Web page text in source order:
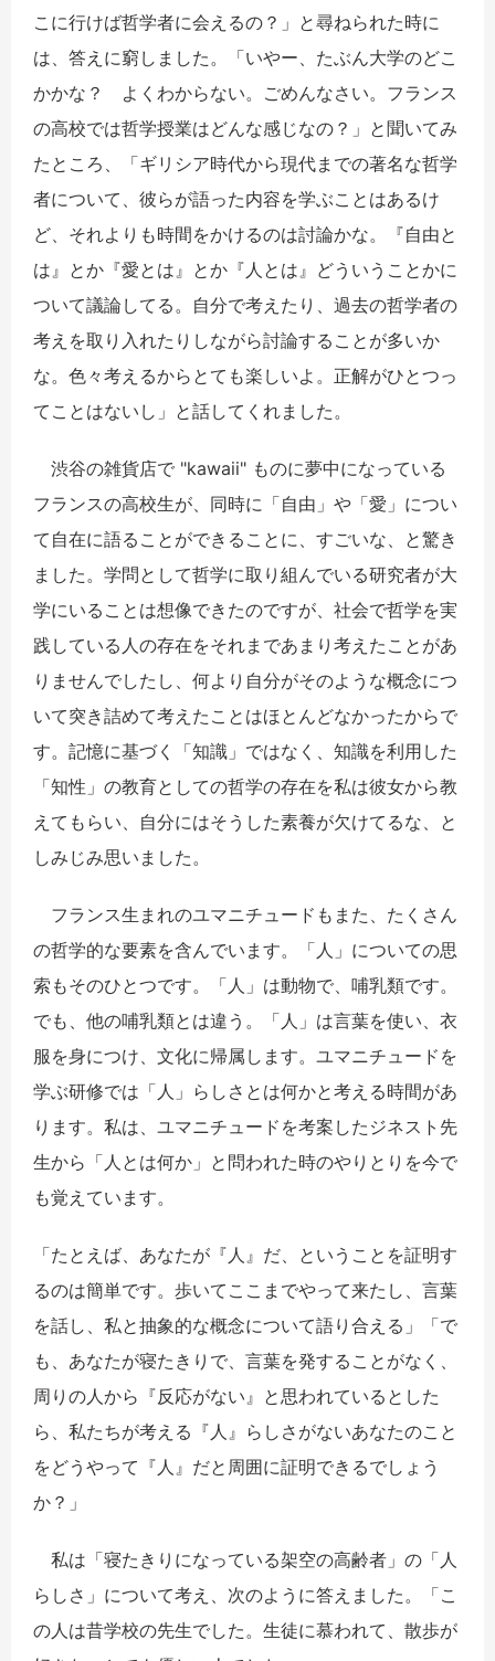
こに行けば哲学者に会えるの？」と尋ねられた時に
は、答えに窮しました。「いやー、たぶん大学のどこ
かかな？ よくわからない。ごめんなさい。フランス
の高校では哲学授業はどんな感じなの？」と聞いてみ
たところ、「ギリシア時代から現代までの著名な哲学
者について、彼らが語った内容を学ぶことはあるけ
ど、それよりも時間をかけるのは討論かな。『自由と
は』とか『愛とは』とか『人とは』どういうことかに
ついて議論してる。自分で考えたり、過去の哲学者の
考えを取り入れたりしながら討論することが多いか
な。色々考えるからとても楽しいよ。正解がひとつっ
てことはないし」と話してくれました。
渋谷の雑貨店で "kawaii" ものに夢中になっている
フランスの高校生が、同時に「自由」や「愛」につい
て自在に語ることができることに、すごいな、と驚き
ました。学問として哲学に取り組んでいる研究者が大
学にいることは想像できたのですが、社会で哲学を実
践している人の存在をそれまであまり考えたことがあ
りませんでしたし、何より自分がそのような概念につ
いて突き詰めて考えたことはほとんどなかったからで
す。記憶に基づく「知識」ではなく、知識を利用した
「知性」の教育としての哲学の存在を私は彼女から教
えてもらい、自分にはそうした素養が欠けてるな、と
しみじみ思いました。
フランス生まれのユマニチュードもまた、たくさん
の哲学的な要素を含んでいます。「人」についての思
索もそのひとつです。「人」は動物で、哺乳類です。
でも、他の哺乳類とは違う。「人」は言葉を使い、衣
服を身につけ、文化に帰属します。ユマニチュードを
学ぶ研修では「人」らしさとは何かと考える時間があ
ります。私は、ユマニチュードを考案したジネスト先
生から「人とは何か」と問われた時のやりとりを今で
も覚えています。
「たとえば、あなたが『人』だ、ということを証明す
るのは簡単です。歩いてここまでやって来たし、言葉
を話し、私と抽象的な概念について語り合える」「で
も、あなたが寝たきりで、言葉を発することがなく、
周りの人から『反応がない』と思われているとした
ら、私たちが考える『人』らしさがないあなたのこと
をどうやって『人』だと周囲に証明できるでしょう
か？」
私は「寝たきりになっている架空の高齢者」の「人
らしさ」について考え、次のように答えました。「こ
の人は昔学校の先生でした。生徒に慕われて、散歩が